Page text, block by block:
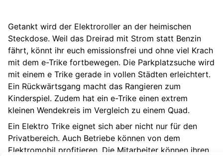
Getankt wird der Elektroroller an der heimischen
Steckdose. Weil das Dreirad mit Strom statt Benzin
fährt, könnt ihr euch emissionsfrei und ohne viel Krach
mit dem e-Trike fortbewegen. Die Parkplatzsuche wird
mit einem e Trike gerade in vollen Städten erleichtert.
Ein Rückwärtsgang macht das Rangieren zum
Kinderspiel. Zudem hat ein e-Trike einen extrem
kleinen Wendekreis im Vergleich zu einem Quad.
Ein Elektro Trike eignet sich aber nicht nur für den
Privatbereich. Auch Betriebe können von dem
Elektromobil profitieren. Die Mitarbeiter können ihren